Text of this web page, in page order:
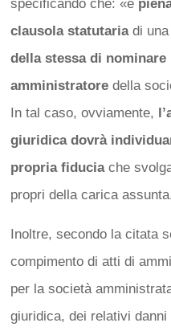
specificando che: «è
clausola statutariadi una
della stessa di
amministratoredella
In tal caso, ovviamente,
giuridica dovrà
propria fiduciache
propri della carica
Inoltre, secondo la citata
compimento di atti di
per la società
giuridica, dei relativi danni